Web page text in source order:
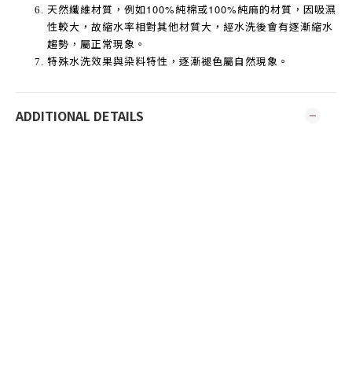
天然纖維材質，例如100%純棉或100%純麻的材質，因吸濕
性較大，故縮水率相對其他材質大，經水洗後會有逐漸縮水
趨勢，屬正常現象。
特殊水洗效果與染料特性，逐漸褪色屬自然現象。
ADDITIONAL DETAILS